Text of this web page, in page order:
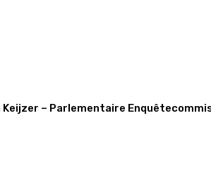
Keijzer – Parlementaire